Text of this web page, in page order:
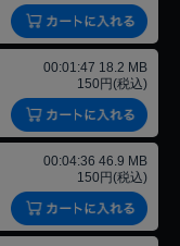
00:01:47 18.2 MB
150円(税込)
00:04:36 46.9 MB
150円(税込)